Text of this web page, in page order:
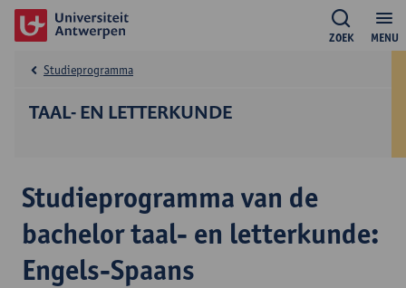
MENU
ZOEK
TAAL- EN LETTERKUNDE
Studieprogramma
Studieprogramma van de
bachelor taal- en letterkunde:
Engels-Spaans